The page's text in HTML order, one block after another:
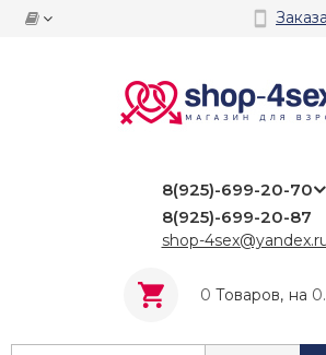
8(925)-699-20-70
8(925)-699-20-87
shop-
0 Tоваров, на